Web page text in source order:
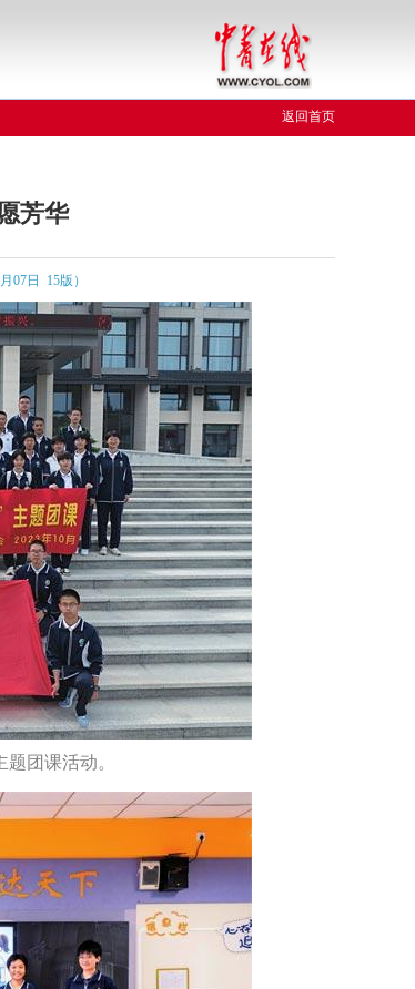
返回首页
芳华
07日 15版）
团课活动。